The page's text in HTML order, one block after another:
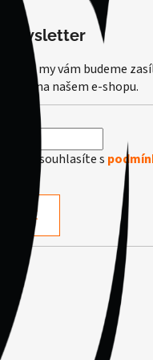
a my vám budeme
na našem e-shopu.
mailu souhlasíte s
SE